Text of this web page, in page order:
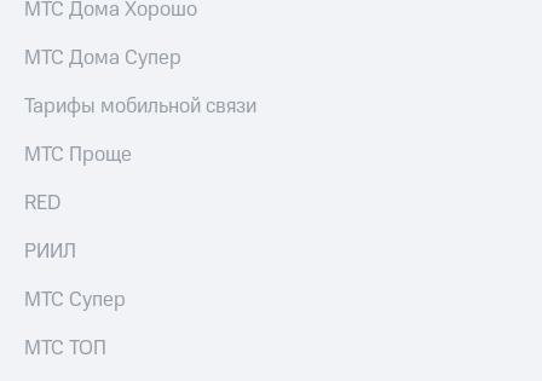
МТС Дома Хорошо
МТС Дома Супер
Тарифы мобильной связи
МТС Проще
RED
РИИЛ
МТС Супер
МТС ТОП